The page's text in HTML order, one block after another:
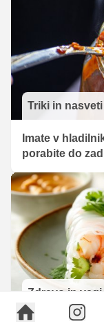
Triki in nasveti
Imate v
porabite do
Zdravo in vegi
Ideja za vroče